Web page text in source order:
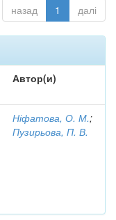
назад 1 далі
Автор(и)
Ніфатова, О. М.;
Пузирьова, П. В.